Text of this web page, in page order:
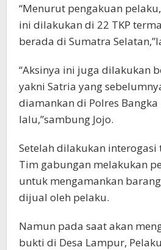
“Menurut pengakuan
ini dilakukan di 22 TKP
berada di Sumatra
“Aksinya ini juga dilakukan
yakni Satria yang
diamankan di Polres
lalu,”sambung Jojo.
Setelah dilakukan
Tim gabungan melakukan
untuk mengamankan
dijual oleh pelaku.
Namun pada saat akan
bukti di Desa Lampur,